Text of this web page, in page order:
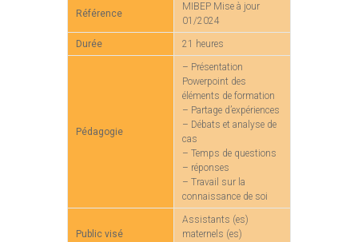
Référence
MIBEP Mise à jour
01/2024
Durée 21 heures
Pédagogie
– Présentation
Powerpoint des
éléments de formation
– Partage d’expériences
– Débats et analyse de
cas
– Temps de questions
– réponses
– Travail sur la
connaissance de soi
Public visé
Assistants (es)
maternels (es)